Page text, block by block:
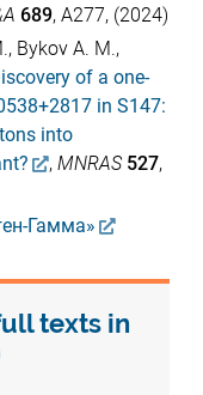
689, A277, (2024)
Bykov A. M.,
of a one-
in S147:
into
,MNRAS 527,
Гамма»
texts in